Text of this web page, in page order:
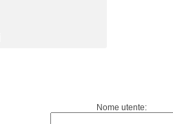
Nome utente: